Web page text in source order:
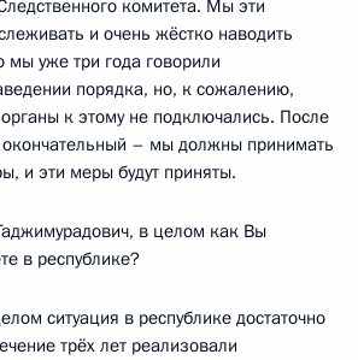
комитета. Мы эти
и очень жёстко наводить
мы уже три года говорили
порядка, но, к сожалению,
к этому не подключались. После
окончательный – мы должны принимать
и эти меры будут приняты.
в целом как Вы
в республике?
ситуация в республике достаточно
трёх лет реализовали